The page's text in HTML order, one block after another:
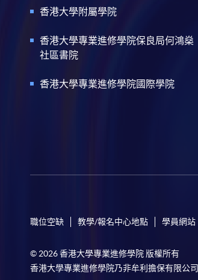
香港大學附屬學院
香港大學專業進修學院保良局何鴻燊
社區書院
香港大學專業進修學院國際學院
職位空缺 教學/報名中心地點 學員網站
© 2026 香港大學專業進修學院 版權所有
香港大學專業進修學院乃非牟利擔保有限公司